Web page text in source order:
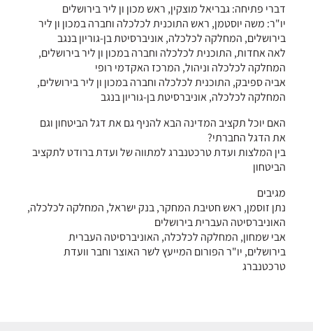
דברי פתיחה: גבריאל מוצקין, ראש מכון ון ליר בירושלים
יו"ר: משה יוסטמן, ראש התוכנית לכלכלה וחברה במכון ון ליר
בירושלים, המחלקה לכלכלה, אוניברסיטת בן-גוריון בנגב
לאה אחדות, התוכנית לכלכלה וחברה במכון ון ליר בירושלים,
המחלקה לכלכלה וניהול, המרכז האקדמי רופי
אביה ספיבק, התוכנית לכלכלה וחברה במכון ון ליר בירושלים,
המחלקה לכלכלה, אוניברסיטת בן-גוריון בנגב
האם יוכל תקציב המדינה הבא להניף גם את דגל הביטחון וגם
את הדגל החברתי?
בין המלצות ועדת טרכטנברג למתווה של ועדת ברודט לתקציב
הביטחון
מגיבים
נתן זוסמן, ראש חטיבת המחקר, בנק ישראל, המחלקה לכלכלה,
האוניברסיטה העברית בירושלים
אבי שמחון, המחלקה לכלכלה, האוניברסיטה העברית
בירושלים, יו"ר הפורום המייעץ לשר האוצר וחבר וועדת
טרכטנברג